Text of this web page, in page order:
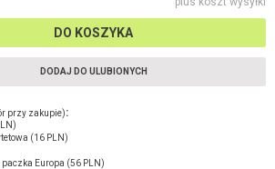
DO KOSZYKA
DODAJ DO ULUBIONYCH
przy zakupie):
(16 PLN)
Europa (56 PLN)